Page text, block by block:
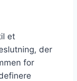
et
der
for